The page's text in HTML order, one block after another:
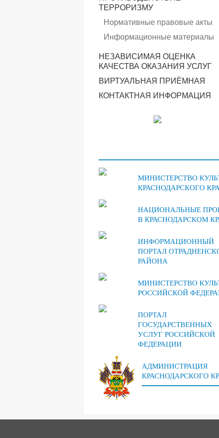
ТЕРРОРИЗМУ
Нормативные правовые акты
Информационные материалы
НЕЗАВИСИМАЯ ОЦЕНКА
КАЧЕСТВА ОКАЗАНИЯ УСЛУГ
ВИРТУАЛЬНАЯ ПРИЁМНАЯ
КОНТАКТНАЯ ИНФОРМАЦИЯ
МИНИСТЕРСТВО
КРАСНОДАРСКОГО
НАЦИОНАЛЬНЫЕ
В КРАСНОДАРСКОМ
ИНФОРМАЦИОННЫЙ
ПОРТАЛ
РАЙОНА
МИНИСТЕРСТВО
РОССИЙСКОЙ
ПОРТАЛ
ГОСУДАРСТВЕННЫХ
УСЛУГ РОССИЙСКОЙ
ФЕДЕРАЦИИ
АДМИНИСТРАЦИЯ
КРАСНОДАРСКОГО